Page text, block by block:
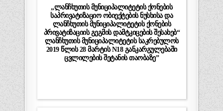
„ლანჩხუთის მუნიციპალიტეტის ქონების
საპრივატიზაციო ობიექტების ნუსხისა და
ლანჩხუთის მუნიციპალიტეტის ქონების
პრივატიზაციის გეგმის დამტკიცების შესახებ“
ლანჩხუთის მუნიციპალიტეტის საკრებულოს
2019 წლის 28 მარტის N18 განკარგულებაში
ცვლილების შეტანის თაობაზე”